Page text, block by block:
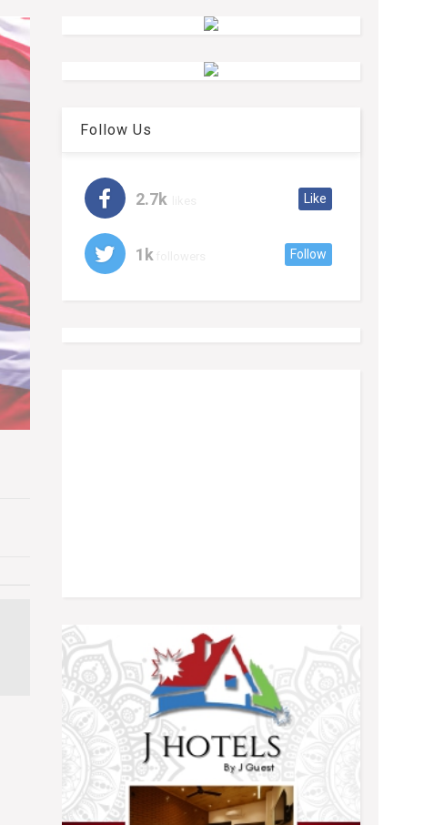
Follow Us
2.7k Like
1k Follow